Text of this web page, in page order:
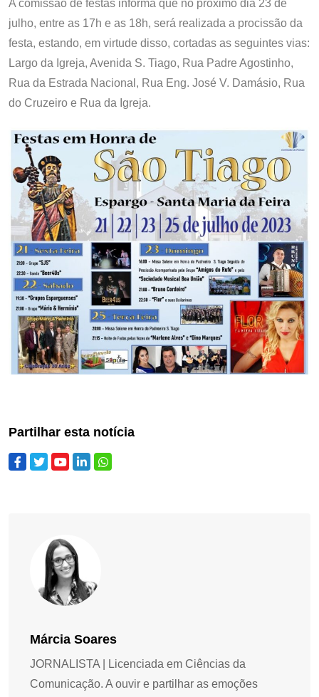
A comissão de festas informa que no próximo dia 23 de
julho, entre as 17h e as 18h, será realizada a procissão da
festa, estando, em virtude disso, cortadas as seguintes vias:
Largo da Igreja, Avenida S. Tiago, Rua Padre Agostinho,
Rua da Estrada Nacional, Rua Eng. José V. Damásio, Rua
do Cruzeiro e Rua da Igreja.
Partilhar esta notícia
Márcia Soares
JORNALISTA | Licenciada em Ciências da
Comunicação. A ouvir e partilhar as emoções